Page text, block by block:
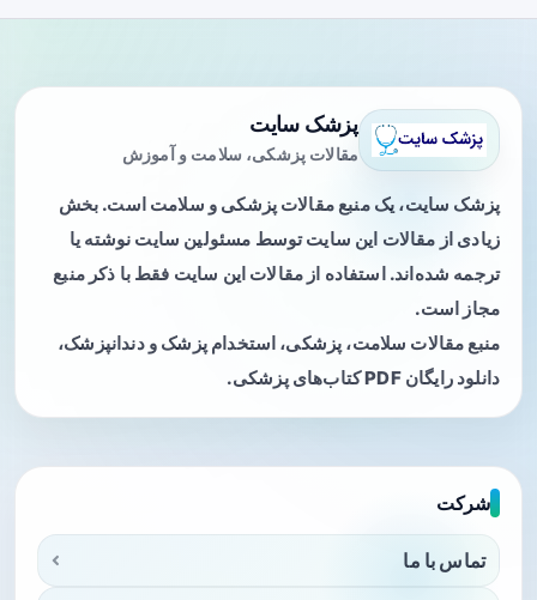
پزشک سایت
مقالات پزشکی، سلامت و آموزش
پزشک سایت، یک منبع مقالات پزشکی و سلامت است. بخش
زیادی از مقالات این سایت توسط مسئولین سایت نوشته یا
ترجمه شده‌اند. استفاده از مقالات این سایت فقط با ذکر منبع
مجاز است.
منبع مقالات سلامت، پزشکی، استخدام پزشک و دندانپزشک،
دانلود رایگان PDF کتاب‌های پزشکی.
شرکت
تماس با ما